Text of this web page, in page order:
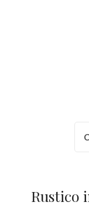
Rustico
multiscelta